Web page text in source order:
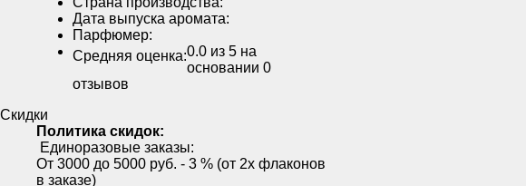
Дата выпуска аромата:
Парфюмер:
Средняя оценка:0.0 из 5 на
основании 0
отзывов
Скидки
Политика скидок:
Единоразовые заказы:
От 3000 до 5000 руб. - 3 % (от 2х флаконов
в заказе)